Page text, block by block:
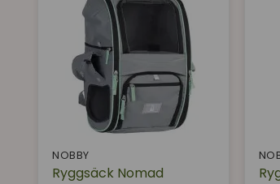
NOBBY
Ryggsäck Nomad